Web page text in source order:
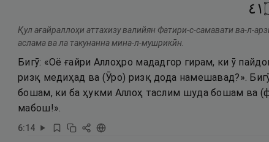
١٤
Қул ағайраллоҳи аттахизу валийян Фатири-с-самавати ва-л-
аслама ва ла такунанна мина-л-мушрикӣн.
Бигӯ: «Оё ғайри Аллоҳро мададгор гирам, ки ӯ
ризқ медиҳад ва (Ӯро) ризқ дода намешавад?».
бошам, ки ба ҳукми Аллоҳ таслим шуда бошам ва
мабош!».
6:14